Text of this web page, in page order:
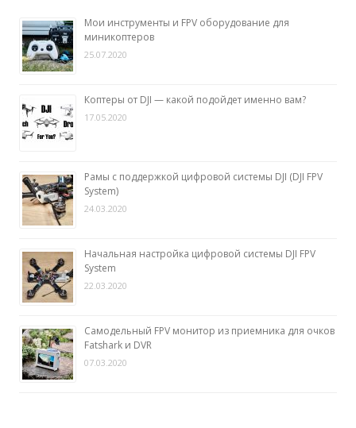
Мои инструменты и FPV оборудование для
миникоптеров
25.07.2020
Коптеры от DJI — какой подойдет именно вам?
17.05.2020
Рамы с поддержкой цифровой системы DJI (DJI FPV
System)
24.03.2020
Начальная настройка цифровой системы DJI FPV
System
22.03.2020
Самодельный FPV монитор из приемника для очков
Fatshark и DVR
07.03.2020